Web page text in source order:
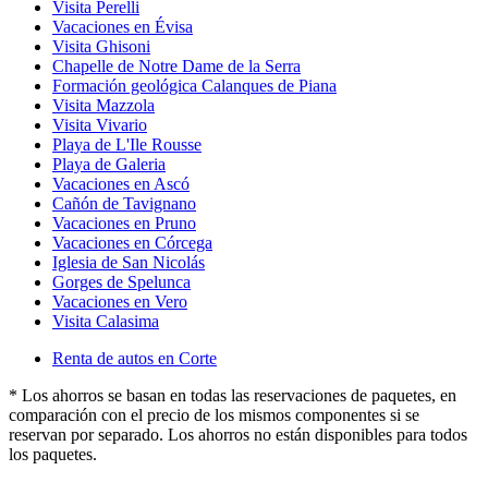
Visita Perelli
Vacaciones en Évisa
Visita Ghisoni
Chapelle de Notre Dame de la Serra
Formación geológica Calanques de Piana
Visita Mazzola
Visita Vivario
Playa de L'Ile Rousse
Playa de Galeria
Vacaciones en Ascó
Cañón de Tavignano
Vacaciones en Pruno
Vacaciones en Córcega
Iglesia de San Nicolás
Gorges de Spelunca
Vacaciones en Vero
Visita Calasima
Renta de autos en Corte
* Los ahorros se basan en todas las reservaciones de paquetes, en
comparación con el precio de los mismos componentes si se
reservan por separado. Los ahorros no están disponibles para todos
los paquetes.